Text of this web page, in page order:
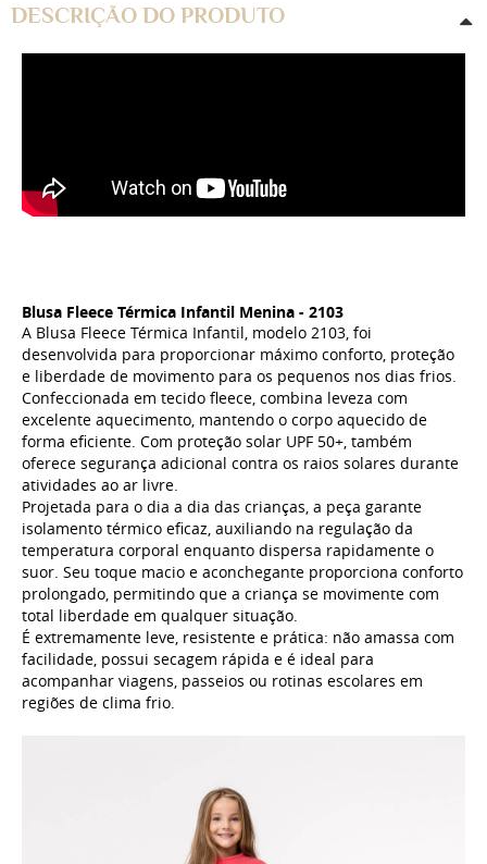
DESCRIÇÃO DO PRODUTO
Blusa Fleece Térmica Infantil Menina - 2103
A Blusa Fleece Térmica Infantil, modelo 2103, foi
desenvolvida para proporcionar máximo conforto, proteção
e liberdade de movimento para os pequenos nos dias frios.
Confeccionada em tecido fleece, combina leveza com
excelente aquecimento, mantendo o corpo aquecido de
forma eficiente. Com proteção solar UPF 50+, também
oferece segurança adicional contra os raios solares durante
atividades ao ar livre.
Projetada para o dia a dia das crianças, a peça garante
isolamento térmico eficaz, auxiliando na regulação da
temperatura corporal enquanto dispersa rapidamente o
suor. Seu toque macio e aconchegante proporciona conforto
prolongado, permitindo que a criança se movimente com
total liberdade em qualquer situação.
É extremamente leve, resistente e prática: não amassa com
facilidade, possui secagem rápida e é ideal para
acompanhar viagens, passeios ou rotinas escolares em
regiões de clima frio.